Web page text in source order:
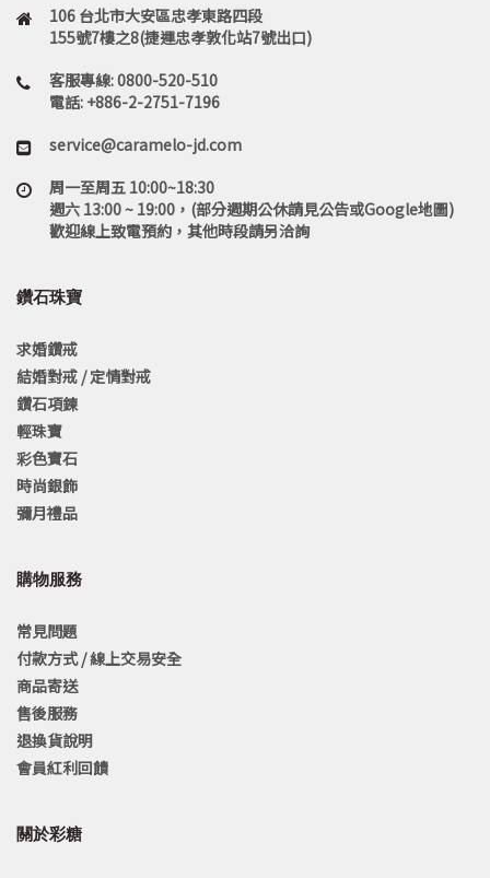
106 台北市大安區忠孝東路四段
155號7樓之8(捷運忠孝敦化站7號出口)
客服專線: 0800-520-510
電話: +886-2-2751-7196
service@caramelo-jd.com
周一至周五 10:00~18:30
週六 13:00 ~ 19:00，(部分週期公休請見公告或Google地圖)
歡迎線上致電預約，其他時段請另洽詢
鑽石珠寶
求婚鑽戒
結婚對戒 / 定情對戒
鑽石項鍊
輕珠寶
彩色寶石
時尚銀飾
彌月禮品
購物服務
常見問題
付款方式 / 線上交易安全
商品寄送
售後服務
退換貨說明
會員紅利回饋
關於彩糖